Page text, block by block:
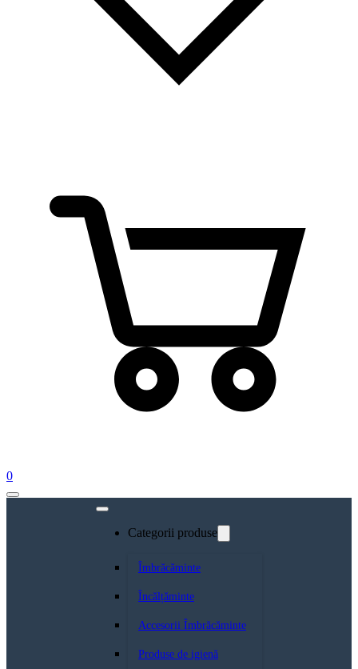
0
Categorii produse
Îmbrăcăminte
Încălțăminte
Accesorii Îmbrăcăminte
Produse de igienă